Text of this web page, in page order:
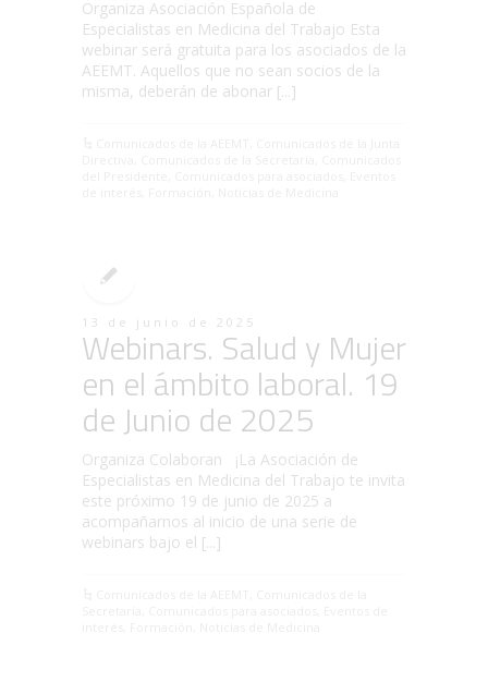
Organiza Asociación Española de
Especialistas en Medicina del Trabajo Esta
webinar será gratuita para los asociados de la
AEEMT. Aquellos que no sean socios de la
misma, deberán de abonar [...]
13 de junio de 2025
Webinars. Salud y Mujer
en el ámbito laboral. 19
de Junio de 2025
Organiza Colaboran ¡La Asociación de
Especialistas en Medicina del Trabajo te invita
este próximo 19 de junio de 2025 a
acompañarnos al inicio de una serie de
webinars bajo el [...]